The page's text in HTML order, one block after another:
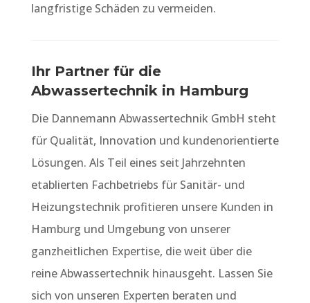
langfristige Schäden zu vermeiden.
Ihr Partner für die
Abwassertechnik in Hamburg
Die Dannemann Abwassertechnik GmbH steht
für Qualität, Innovation und kundenorientierte
Lösungen. Als Teil eines seit Jahrzehnten
etablierten Fachbetriebs für Sanitär- und
Heizungstechnik profitieren unsere Kunden in
Hamburg und Umgebung von unserer
ganzheitlichen Expertise, die weit über die
reine Abwassertechnik hinausgeht. Lassen Sie
sich von unseren Experten beraten und